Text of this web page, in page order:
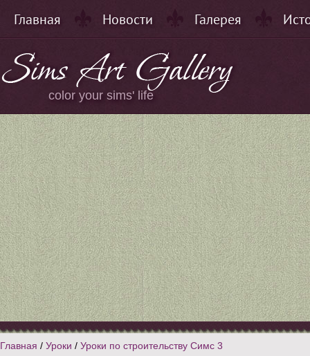
Главная Новости Галерея
color your sims' life
Главная / Уроки / Уроки по строительству Симс 3